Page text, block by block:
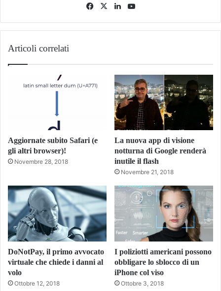
Facebook
X LinkedIn
Articoli correlati
Aggiornate subito Safari (e
gli altri browser)!
Novembre 28, 2018
La nuova app di visione
notturna di Google renderà
inutile il flash
Novembre 21, 2018
DoNotPay, il primo avvocato
virtuale che chiede i danni al
volo
Ottobre 12, 2018
I poliziotti americani possono
obbligare lo sblocco di un
iPhone col viso
Ottobre 3, 2018